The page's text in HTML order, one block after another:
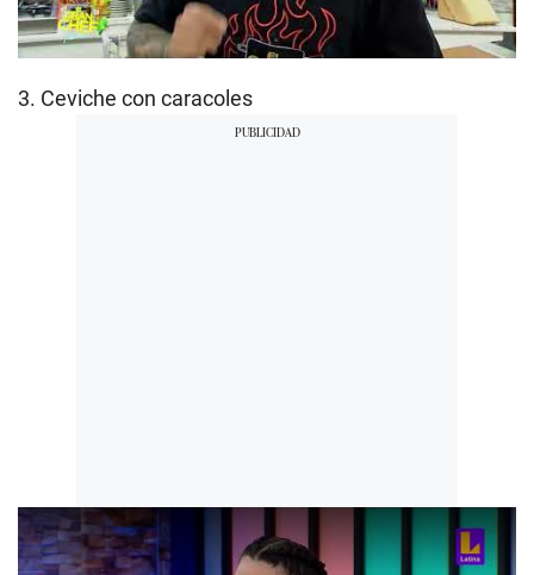
3. Ceviche con caracoles